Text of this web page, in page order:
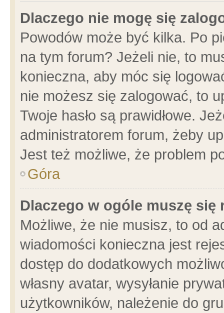
Dlaczego nie mogę się
Powodów może być kilka. Po
na tym forum? Jeżeli nie, to
konieczna, aby móc się
nie możesz się zalogować, to
Twoje hasło są prawidłowe.
administratorem forum, żeby
Jest też możliwe, że problem
Góra
Dlaczego w ogóle muszę się
Możliwe, że nie musisz, to od
wiadomości konieczna jest
dostęp do dodatkowych
własny avatar, wysyłanie
użytkowników, należenie do